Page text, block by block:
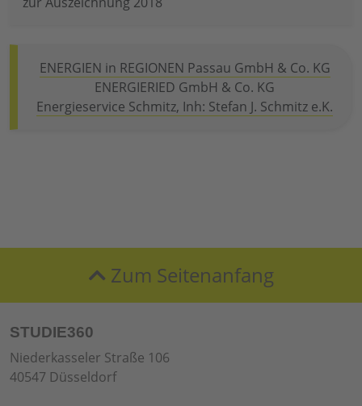
ENERGIEN in REGIONEN Passau GmbH & Co. KG
ENERGIERIED GmbH & Co. KG
Energieservice Schmitz, Inh: Stefan J. Schmitz e.K.
Zum Seitenanfang
STUDIE360
Niederkasseler Straße 106
40547 Düsseldorf